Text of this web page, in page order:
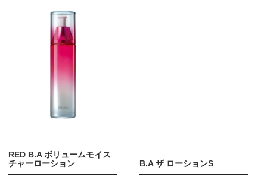
RED B.A ボリュームモイス
チャーローション
B.A ザ ローションS